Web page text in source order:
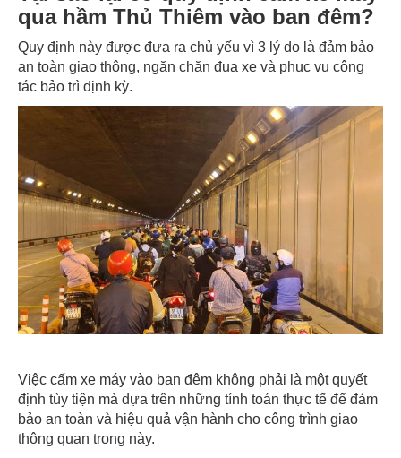
qua hầm Thủ Thiêm vào ban đêm?
Quy định này được đưa ra chủ yếu vì 3 lý do là đảm bảo
an toàn giao thông, ngăn chặn đua xe và phục vụ công
tác bảo trì định kỳ.
Việc cấm xe máy vào ban đêm không phải là một quyết
định tùy tiện mà dựa trên những tính toán thực tế để đảm
bảo an toàn và hiệu quả vận hành cho công trình giao
thông quan trọng này.